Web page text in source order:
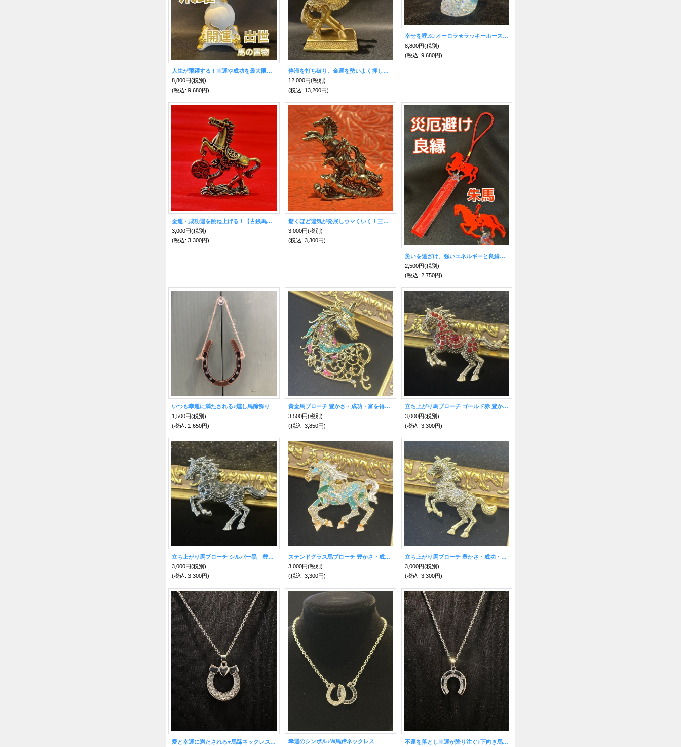
人生が飛躍する！幸運や成功を最大限に高め、財運を力強く伸ばす！黄金 飛躍白馬 置物 【2026年の干支】
8,800円(税別)
(税込: 9,680円)
停滞を打ち破り、金運を勢いよく押し上げる！ラッキーホース ゴールデン【飛躍・推進力・勝利】
12,000円(税別)
(税込: 13,200円)
幸せを呼ぶ♪オーロラ★ラッキーホース スターボトル
8,800円(税別)
(税込: 9,680円)
金運・成功運を跳ね上げる！【古銭馬】真鍮製 商売繫盛・出世・あらゆる勝負事のお守り【2026年の干支】
3,000円(税別)
(税込: 3,300円)
驚くほど運気が発展しウマくいく！三連馬・真鍮製【2026年の干支】
3,000円(税別)
(税込: 3,300円)
災いを遠ざけ、強いエネルギーと良縁を招く！朱馬飾り
2,500円(税別)
(税込: 2,750円)
いつも幸運に満たされる♪燻し馬蹄飾り
1,500円(税別)
(税込: 1,650円)
黄金馬ブローチ 豊かさ・成功・富を得る力が飛躍！ヴィンテージ風【2026年の干支】
3,500円(税別)
(税込: 3,850円)
立ち上がり馬ブローチ ゴールド赤 豊かさ・成功・富を得る力が飛躍！【2026年の干支】
3,000円(税別)
(税込: 3,300円)
立ち上がり馬ブローチ シルバー黒 豊かさ・成功・富を得る力が飛躍！【2026年の干支】
3,000円(税別)
(税込: 3,300円)
ステンドグラス馬ブローチ 豊かさ・成功・富を得る力が飛躍！ブルー【2026年の干支】
3,000円(税別)
(税込: 3,300円)
立ち上がり馬ブローチ 豊かさ・成功・富を得る力が飛躍！【2026年の干支】
3,000円(税別)
(税込: 3,300円)
愛と幸運に満たされる♥馬蹄ネックレス シルバー♡ハート付き♡ 幸運のシンボル♪W馬蹄ネックレス 不運を落とし幸運が降り注ぐ♪下向き馬蹄ネックレス☆シルバー